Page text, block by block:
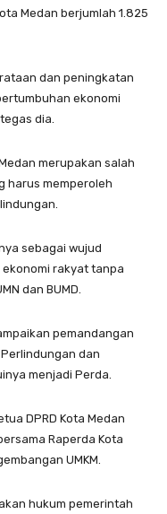
Medan berjumlah 1.825
dan peningkatan
ekonomi
dia.
merupakan salah
harus memperoleh
sebagai wujud
rakyat tanpa
dan BUMD.
pemandangan
dan
menjadi Perda.
DPRD Kota Medan
Raperda Kota
UMKM.
hukum pemerintah